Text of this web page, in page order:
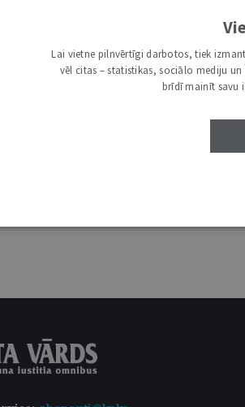
• 17:27
Stradiņa universitātes Juridiskā
zinātniski praktiskajā konferencē
Konference notiks
Lai vietne pilnvērtīgi darbotos, tiek
vēl citas – statistikas, sociālo mediju
brīdī mainīt savu